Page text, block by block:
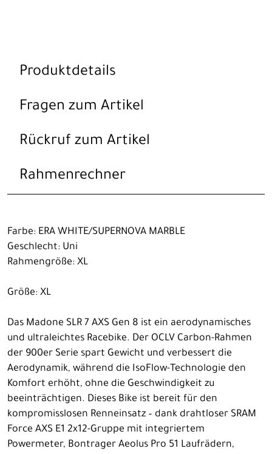
Produktdetails
Fragen zum Artikel
Rückruf zum Artikel
Rahmenrechner
Farbe: ERA WHITE/SUPERNOVA MARBLE
Geschlecht: Uni
Rahmengröße: XL
Größe: XL
Das Madone SLR 7 AXS Gen 8 ist ein aerodynamisches
und ultraleichtes Racebike. Der OCLV Carbon-Rahmen
der 900er Serie spart Gewicht und verbessert die
Aerodynamik, während die IsoFlow-Technologie den
Komfort erhöht, ohne die Geschwindigkeit zu
beeinträchtigen. Dieses Bike ist bereit für den
kompromisslosen Renneinsatz – dank drahtloser SRAM
Force AXS E1 2x12-Gruppe mit integriertem
Powermeter, Bontrager Aeolus Pro 51 Laufrädern,